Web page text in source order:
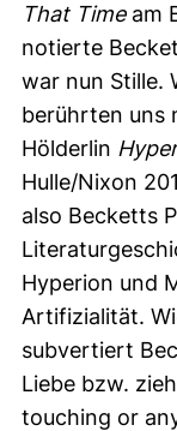
That Timeam
notierte
war nun Stille.
berührten uns
Hölderlin
Hulle/Nixon
also Becketts
Hyperion und
Artifizialität.
subvertiert
Liebe bzw.
touching or